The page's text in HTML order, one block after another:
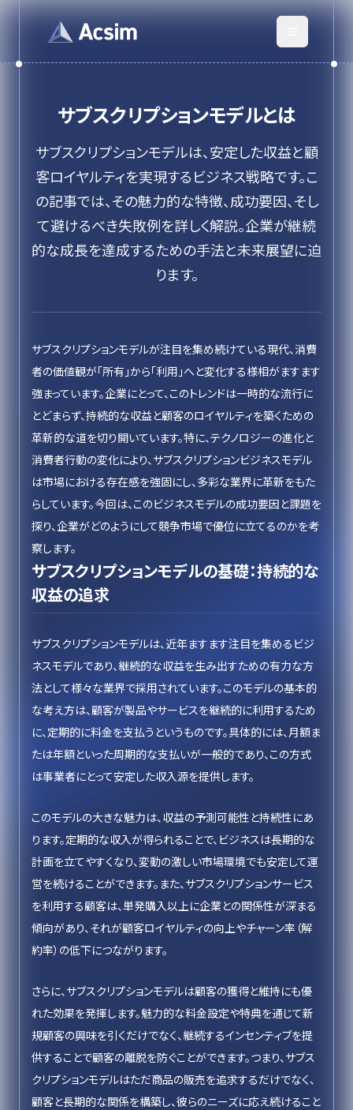
サブスクリプションモデルとは
サブスクリプションモデルは、安定した収益と顧
客ロイヤルティを実現するビジネス戦略です。こ
の記事では、その魅力的な特徴、成功要因、そし
て避けるべき失敗例を詳しく解説。企業が継続
的な成長を達成するための手法と未来展望に迫
ります。
サブスクリプションモデルが注目を集め続けている現代、消費
者の価値観が「所有」から「利用」へと変化する様相がますます
強まっています。企業にとって、このトレンドは一時的な流行に
とどまらず、持続的な収益と顧客のロイヤルティを築くための
革新的な道を切り開いています。特に、テクノロジーの進化と
消費者行動の変化により、サブスクリプションビジネスモデル
は市場における存在感を強固にし、多彩な業界に革新をもた
らしています。今回は、このビジネスモデルの成功要因と課題を
探り、企業がどのようにして競争市場で優位に立てるのかを考
察します。
サブスクリプションモデルの基礎：持続的な
収益の追求
サブスクリプションモデルは、近年ますます注目を集めるビジ
ネスモデルであり、継続的な収益を生み出すための有力な方
法として様々な業界で採用されています。このモデルの基本的
な考え方は、顧客が製品やサービスを継続的に利用するため
に、定期的に料金を支払うというものです。具体的には、月額ま
たは年額といった周期的な支払いが一般的であり、この方式
は事業者にとって安定した収入源を提供します。
このモデルの大きな魅力は、収益の予測可能性と持続性にあ
ります。定期的な収入が得られることで、ビジネスは長期的な
計画を立てやすくなり、変動の激しい市場環境でも安定して運
営を続けることができます。また、サブスクリプションサービス
を利用する顧客は、単発購入以上に企業との関係性が深まる
傾向があり、それが顧客ロイヤルティの向上やチャーン率（解
約率）の低下につながります。
さらに、サブスクリプションモデルは顧客の獲得と維持にも優
れた効果を発揮します。魅力的な料金設定や特典を通じて新
規顧客の興味を引くだけでなく、継続するインセンティブを提
供することで顧客の離脱を防ぐことができます。つまり、サブス
クリプションモデルはただ商品の販売を追求するだけでなく、
顧客と長期的な関係を構築し、彼らのニーズに応え続けること